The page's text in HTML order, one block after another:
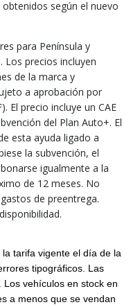
según el nuevo
para Península y
Los precios incluyen
de la marca y
a aprobación por
El precio incluye un CAE
del Plan Auto+. El
esta ayuda ligado a
la subvención, el
igualmente a la
de 12 meses. No
de preentrega.
tarifa vigente el día de la
tipográficos. Las
vehículos en stock en
a menos que se vendan